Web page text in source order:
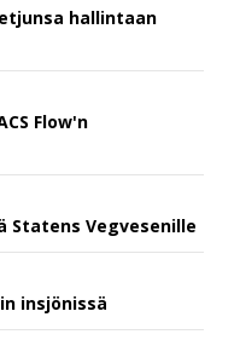
hallintaan
Flow'n
Vegvesenille
insjönissä